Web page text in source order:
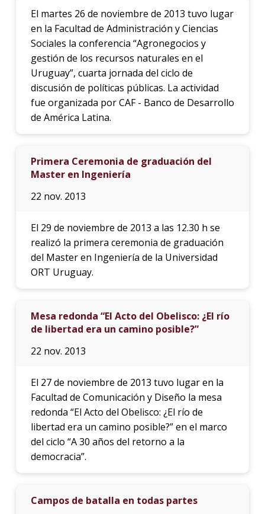
El martes 26 de noviembre de 2013 tuvo lugar
en la Facultad de Administración y Ciencias
Sociales la conferencia “Agronegocios y
gestión de los recursos naturales en el
Uruguay”, cuarta jornada del ciclo de
discusión de políticas públicas. La actividad
fue organizada por CAF - Banco de Desarrollo
de América Latina.
Primera Ceremonia de graduación del
Master en Ingeniería
22 nov. 2013
El 29 de noviembre de 2013 a las 12.30 h se
realizó la primera ceremonia de graduación
del Master en Ingeniería de la Universidad
ORT Uruguay.
Mesa redonda “El Acto del Obelisco: ¿El río
de libertad era un camino posible?”
22 nov. 2013
El 27 de noviembre de 2013 tuvo lugar en la
Facultad de Comunicación y Diseño la mesa
redonda “El Acto del Obelisco: ¿El río de
libertad era un camino posible?” en el marco
del ciclo “A 30 años del retorno a la
democracia”.
Campos de batalla en todas partes